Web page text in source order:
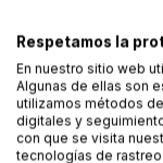
las
costillas. No
cuerpo, los
todos esos ismos
justifique el futuro,
la intolerancia y el
sistema de
Respetamos la
En nuestro sitio web
Algunas de ellas son
utilizamos métodos
digitales y
con que se visita
tecnologías de